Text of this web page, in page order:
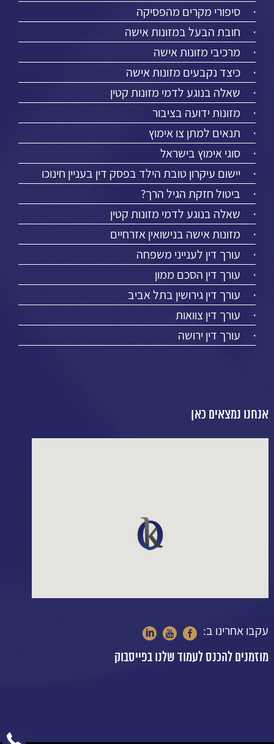
סיפורי מקרים מהפסיקה
חובת הבעל במזונות אישה
מרכיבי מזונות אישה
כיצד נקבעים מזונות אישה
שאלה בנוגע לדמי מזונות קטין
מזונות ידועה בציבור
תנאים למתן צו אימוץ
סוגי אימוץ בישראל
יישום עיקרון טובת הילד בפסק דין בעניין חינוכו
ביטול חזקת הגיל הרך?
שאלה בנוגע לדמי מזונות קטין
מזונות אישה בנישואין אזרחיים
עורך דין לענייני משפחה
עורך דין הסכם ממון
עורך דין גירושין בתל אביב
עורך דין צוואות
עורך דין ירושה
אנחנו נמצאים כאן
עקבו אחרינו ב:
מוזמנים להכנס לעמוד שלנו בפייסבוק